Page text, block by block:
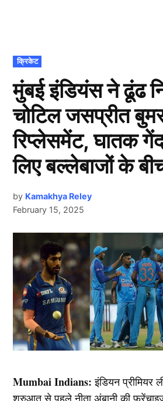
POSTED
IN
क्रिकेट
मुंबई इंडियंस ने ढूंढ
चोटिल जसप्रीत
रिप्लेसमेंट, घातक
लिए बल्लेबाजों के
by Kamakhya Reley
February 15, 2025
Mumbai Indians:इंडियन
शुरुआत से पहले नीता अंबानी की